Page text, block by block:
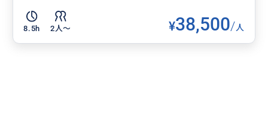
8.5h 2人〜 ¥38,500/人